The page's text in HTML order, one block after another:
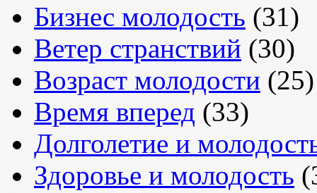
Бизнес молодость (31)
Ветер странствий (30)
Возраст молодости (25)
Время вперед (33)
Долголетие и
Здоровье и молодость